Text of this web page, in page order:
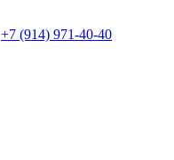
+7 (914) 971-40-40